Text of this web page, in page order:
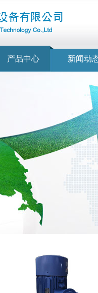
产品中心 新闻动